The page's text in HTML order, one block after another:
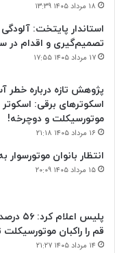
۱۸ مرداد ۱۴۰۵ ۱۳:۳۹
استاندار پایتخت:
تصمیم‌گیری و اقدام
۱۷ مرداد ۱۴۰۵ ۱۷:۵۵
پژوهش تازه درباره خطر
اسکوترهای برقی: اسکوتر
موتورسیکلت و دوچرخه!
۱۶ مرداد ۱۴۰۵ ۲۱:۱۸
انتظار بانوان موتورسوار
۱۵ مرداد ۱۴۰۵ ۲۰:۰۹
پلیس
قم را راکبان
۱۴ مرداد ۱۴۰۵ ۲۱:۲۷